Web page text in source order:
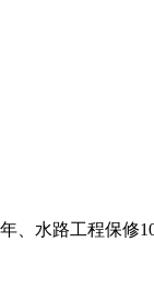
、水路工程保修